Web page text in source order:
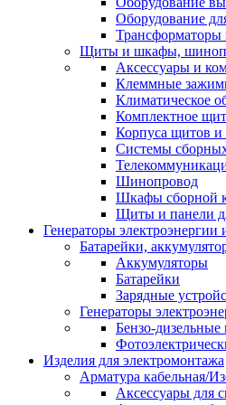
Оборудование
Трансформаторы
Щиты и шкафы,
Аксессуары и
Клеммные
Климатическое
Комплектное
Корпуса щитов
Системы
Шинопровод
Шкафы сборной
Щиты и панели
Генераторы
Батарейки,
Аккумуляторы
Батарейки
Зарядные
Генераторы
Бензо-дизельные
Изделия для электромонтажа
Арматура кабельная/
Аксессуары для